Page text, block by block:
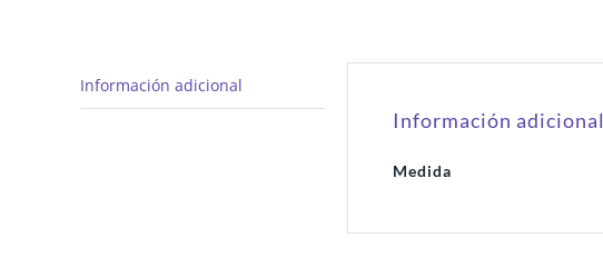
Información adicional
Información adicional
Medida